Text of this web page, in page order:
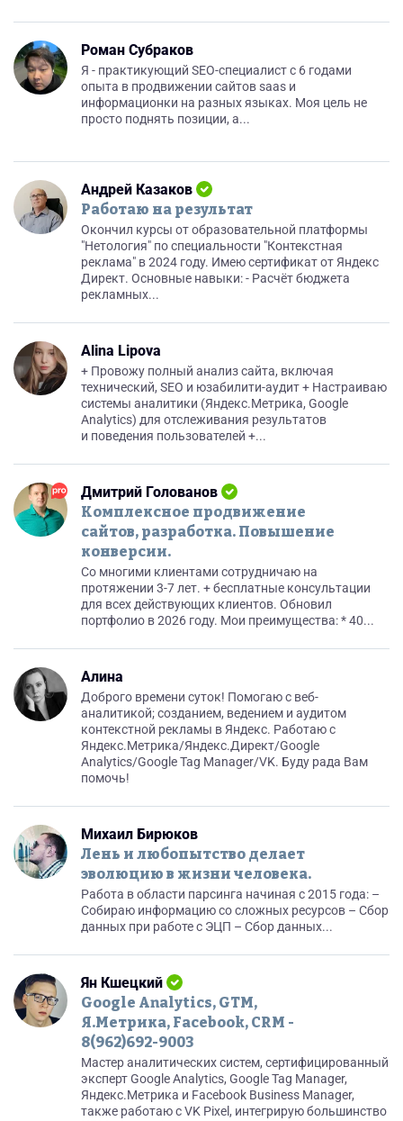
Роман Субраков
Я - практикующий SEO-специалист с 6 годами
опыта в продвижении сайтов saas и
информационки на разных языках. Моя цель не
просто поднять позиции, а...
Андрей Казаков
Работаю на результат
Окончил курсы от образовательной платформы
"Нетология" по специальности "Контекстная
реклама" в 2024 году. Имею сертификат от Яндекс
Директ. Основные навыки: - Расчёт бюджета
рекламных...
Alina Lipova
+ Провожу полный анализ сайта, включая
технический, SEO и юзабилити-аудит + Настраиваю
системы аналитики (Яндекс.Метрика, Google
Analytics) для отслеживания результатов
и поведения пользователей +...
Дмитрий Голованов
Комплексное продвижение
сайтов, разработка. Повышение
конверсии.
Со многими клиентами сотрудничаю на
протяжении 3-7 лет. + бесплатные консультации
для всех действующих клиентов. Обновил
портфолио в 2026 году. Мои преимущества: * 40...
Алина
Доброго времени суток! Помогаю с веб-
аналитикой; созданием, ведением и аудитом
контекстной рекламы в Яндекс. Работаю с
Яндекс.Метрика/Яндекс.Директ/Google
Analytics/Google Tag Manager/VK. Буду рада Вам
помочь!
Михаил Бирюков
Лень и любопытство делает
эволюцию в жизни человека.
Работа в области парсинга начиная с 2015 года: –
Собираю информацию со сложных ресурсов – Сбор
данных при работе с ЭЦП – Сбор данных...
Ян Кшецкий
Google Analytics, GTM,
Я.Метрика, Facebook, CRM -
8(962)692-9003
Мастер аналитических систем, сертифицированный
эксперт Google Analytics, Google Tag Manager,
Яндекс.Метрика и Facebook Business Manager,
также работаю с VK Pixel, интегрирую большинство